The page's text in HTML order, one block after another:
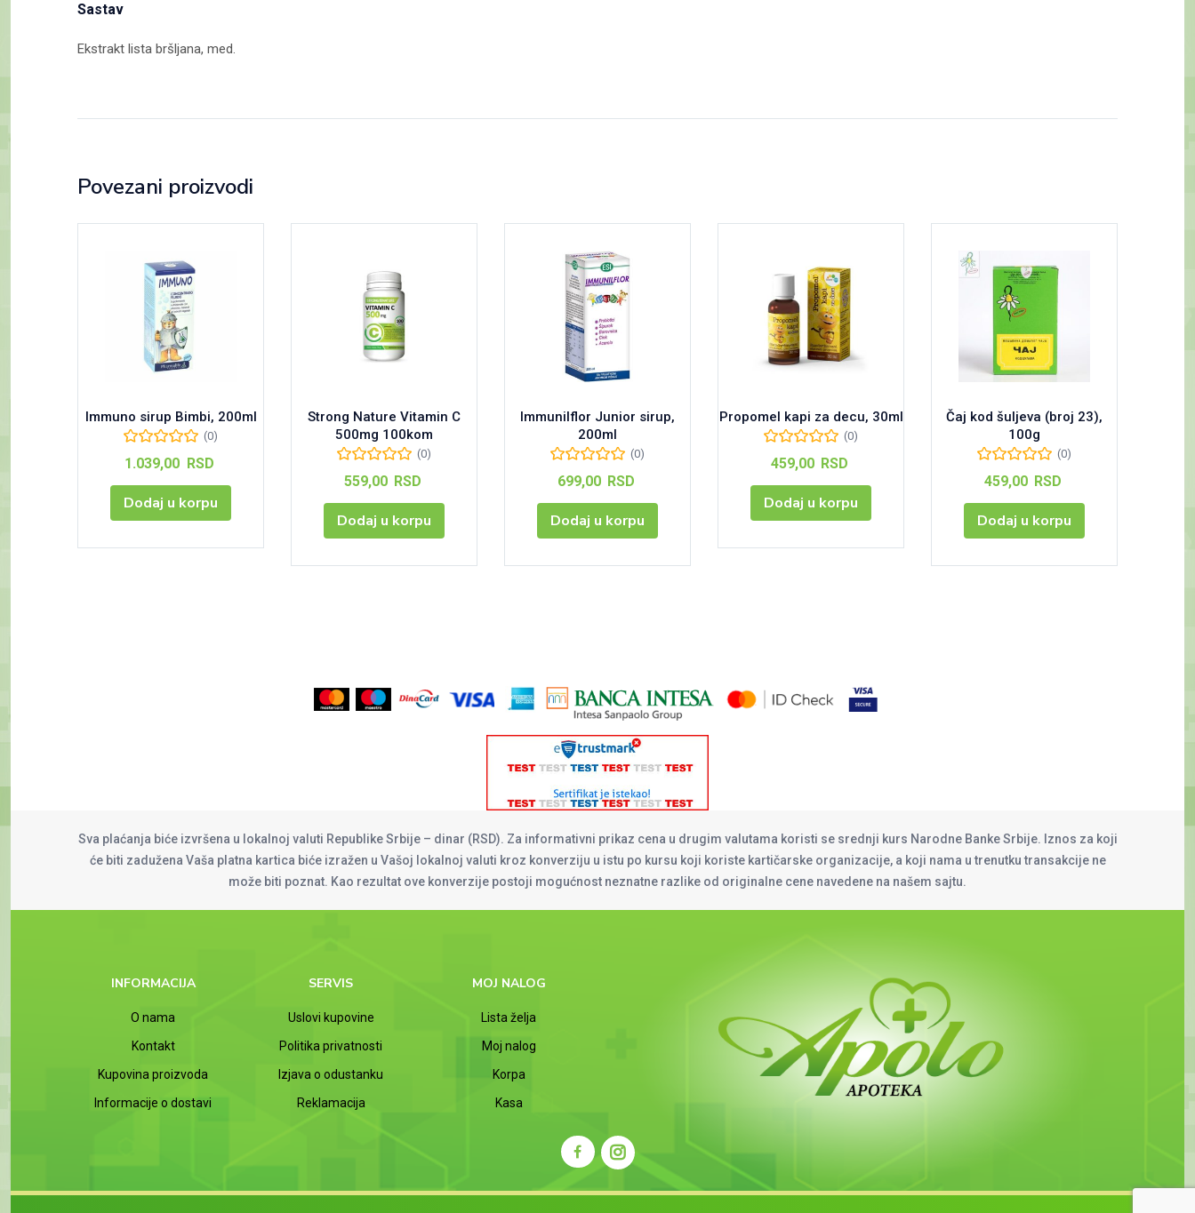
Sastav
Ekstrakt lista bršljana, med.
Povezani proizvodi
Immuno sirup Bimbi, 200ml
(0)
1.039,00 RSD
Dodaj u korpu
Strong Nature Vitamin C
500mg 100kom
(0)
559,00 RSD
Dodaj u korpu
Immunilflor Junior sirup,
200ml
(0)
699,00 RSD
Dodaj u korpu
Propomel kapi za decu, 30ml
(0)
459,00 RSD
Dodaj u korpu
Čaj kod šuljeva (broj 23),
100g
(0)
459,00 RSD
Dodaj u korpu
Sva plaćanja biće izvršena u lokalnoj valuti Republike Srbije – dinar (RSD). Za informativni prikaz cena u drugim valutama koristi se srednji kurs Narodne Banke Srbije. Iznos za koji
će biti zadužena Vaša platna kartica biće izražen u Vašoj lokalnoj valuti kroz konverziju u istu po kursu koji koriste kartičarske organizacije, a koji nama u trenutku transakcije ne
može biti poznat. Kao rezultat ove konverzije postoji mogućnost neznatne razlike od originalne cene navedene na našem sajtu.
INFORMACIJA
O nama
Kontakt
Kupovina proizvoda
Informacije o dostavi
SERVIS
Uslovi kupovine
Politika privatnosti
Izjava o odustanku
Reklamacija
MOJ NALOG
Lista želja
Moj nalog
Korpa
Kasa